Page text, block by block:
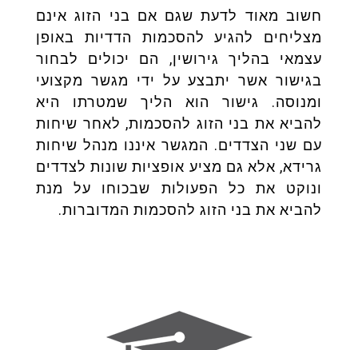
חשוב מאוד לדעת שגם אם בני הזוג אינם
מצליחים להגיע להסכמות הדדיות באופן
עצמאי בהליך גירושין, הם יכולים לבחור
בגישור אשר יתבצע על ידי מגשר מקצועי
ומנוסה. גישור הוא הליך שמטרתו היא
להביא את בני הזוג להסכמות, לאחר שיחות
עם שני הצדדים. המגשר איננו מנהל שיחות
גרידא, אלא גם מציע אופציות שונות לצדדים
ונוקט את כל הפעולות שבכוחו על מנת
להביא את בני הזוג להסכמות המדוברות.